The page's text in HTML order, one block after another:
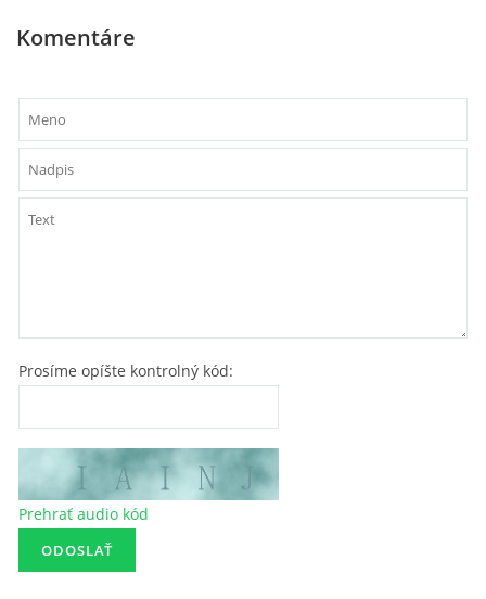
Komentáre
Prosíme opíšte kontrolný kód:
Prehrať audio kód